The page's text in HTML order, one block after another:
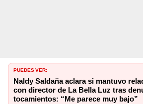
PUEDES VER:
Naldy Saldaña aclara si mantuvo
con director de La Bella Luz tras
tocamientos: “Me parece muy bajo”